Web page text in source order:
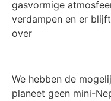
gasvormige
verdampen en er
over
We hebben de
planeet geen mini-